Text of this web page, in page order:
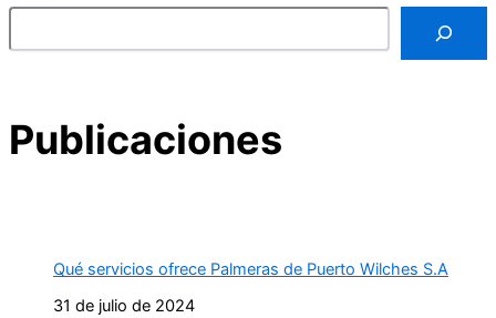
Publicaciones
Qué servicios ofrece Palmeras de Puerto Wilches S.A
31 de julio de 2024